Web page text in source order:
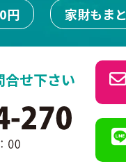
円 家財もま
合せ下さい